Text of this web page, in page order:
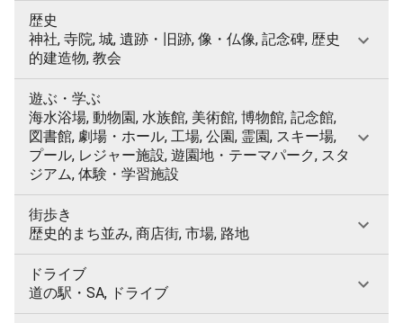
歴史
神社, 寺院, 城, 遺跡・旧跡, 像・仏像, 記念碑, 歴史
的建造物, 教会
遊ぶ・学ぶ
海水浴場, 動物園, 水族館, 美術館, 博物館, 記念館,
図書館, 劇場・ホール, 工場, 公園, 霊園, スキー場,
プール, レジャー施設, 遊園地・テーマパーク, スタ
ジアム, 体験・学習施設
街歩き
歴史的まち並み, 商店街, 市場, 路地
ドライブ
道の駅・SA, ドライブ